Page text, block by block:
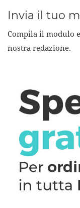
Invia il tuo
Compila il modulo e
nostra redazione.